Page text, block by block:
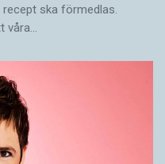
ska förmedlas.
våra…